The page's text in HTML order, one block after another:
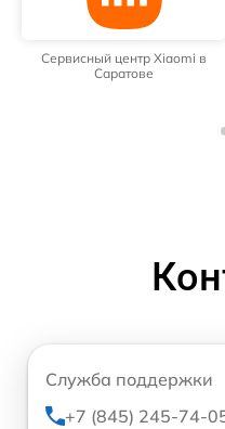
Сервисный центр Xiaomi в
Саратове
Служба поддержки
+7 (845) 245-74-